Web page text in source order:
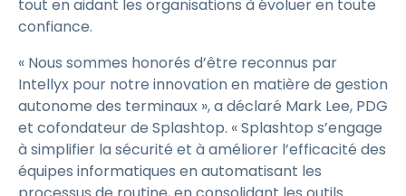
tout en aidant les organisations à évoluer en toute
confiance.
« Nous sommes honorés d’être reconnus par
Intellyx pour notre innovation en matière de gestion
autonome des terminaux », a déclaré Mark Lee, PDG
et cofondateur de Splashtop. « Splashtop s’engage
à simplifier la sécurité et à améliorer l’efficacité des
équipes informatiques en automatisant les